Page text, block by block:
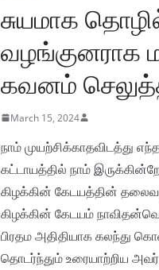
சுயமாக
வழங்குனராக
கவனம்
March 15, 2024
நாம் முயற்சிக்காதவிடத்து
கட்டாயத்தில் நாம்
கிழக்கின் கேடயத்தின்
கிழக்கின் கேடயம்
பிரதம அதிதியாக கலந்து
தொடர்ந்தும் உரையாற்றிய